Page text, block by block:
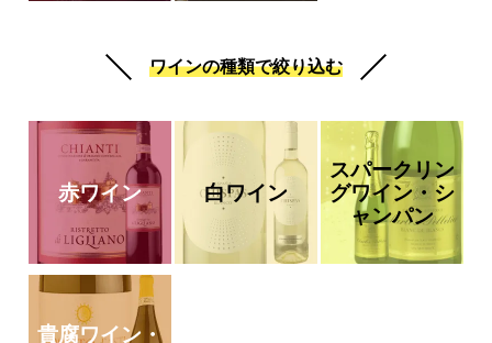
ワインの種類で絞り込む
赤ワイン 白ワイン
スパークリン
グワイン・シ
ャンパン
貴腐ワイン・